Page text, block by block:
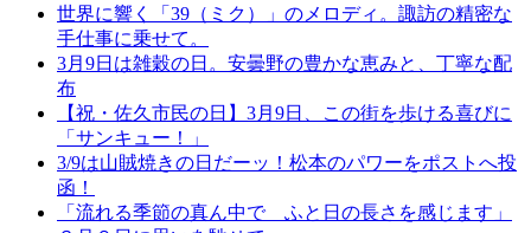
世界に響く「39（ミク）」のメロディ。諏訪の精密な
手仕事に乗せて。
3月9日は雑穀の日。安曇野の豊かな恵みと、丁寧な配
布
【祝・佐久市民の日】3月9日、この街を歩ける喜びに
「サンキュー！」
3/9は山賊焼きの日だーッ！松本のパワーをポストへ投
函！
「流れる季節の真ん中で ふと日の長さを感じます」